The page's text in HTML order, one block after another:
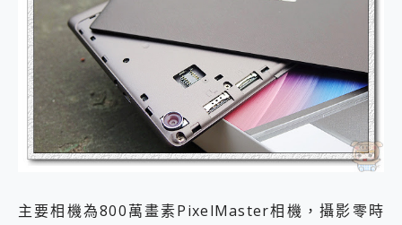
主要相機為800萬畫素PixelMaster相機，攝影零時